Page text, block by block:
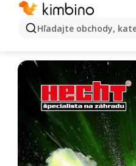
Hľadajte obchody,